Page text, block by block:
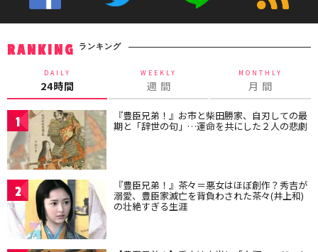
RANKING ランキング
DAILY
24時間
WEEKLY
週 間
MONTHLY
月 間
1 『豊臣兄弟！』お市と柴田勝家、自刃しての最
期と「辞世の句」…運命を共にした２人の悲劇
2 『豊臣兄弟！』茶々＝悪女はほぼ創作？秀吉が
溺愛、豊臣家滅亡を背負わされた茶々(井上和)
の壮絶すぎる生涯